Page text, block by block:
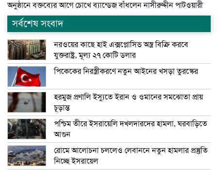
অনুষ্ঠানে বক্তব্যের আগে চোখে ব্যান্ডেজ বাঁধলেন নাসীরুদ্দীন পাটওয়ারী
সর্বশেষ সংবাদ
নরওয়ের কাছে হাই এক্সপ্লোসিভ অস্ত্র বিক্রি করবে
যুক্তরাষ্ট্র, মূল্য ২৭ কোটি ডলার
পিকেকের নিরস্ত্রীকরণে নতুন আইনের খসড়া তুরস্কের
হরমুজ প্রণালি ইস্যুতে ইরান ও ওমানের সমঝোতা প্রায়
চূড়ান্ত
পশ্চিম তীরে ইসরায়েলি দখলদারদের হামলা, ঘরবাড়িতে
আগুন
রোমে আলোচনা চললেও লেবাননে নতুন হামলার প্রস্তুতি
নিচ্ছে ইসরায়েল